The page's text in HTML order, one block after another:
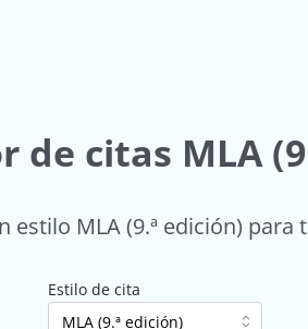
de citas MLA
estilo MLA (9.ª edición) para
Estilo de cita